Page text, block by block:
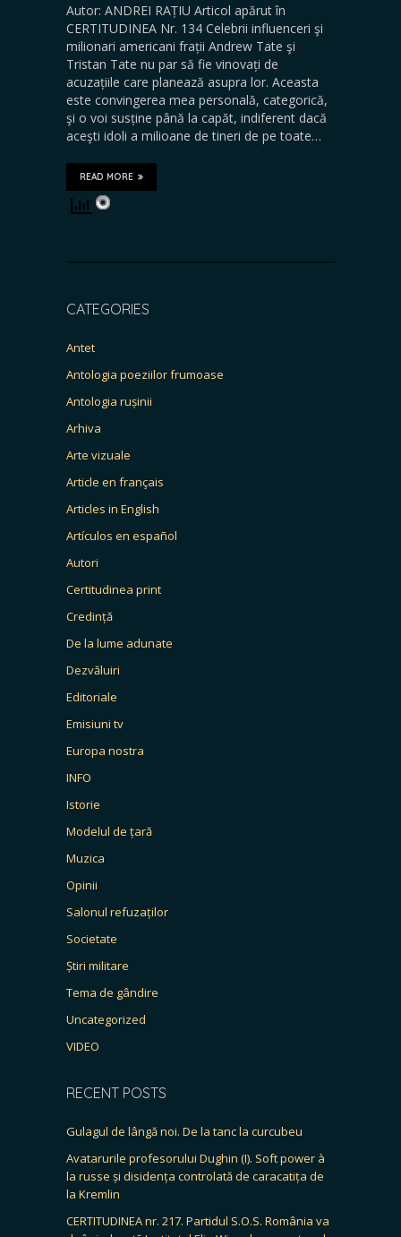
Autor: ANDREI RAȚIU Articol apărut în
CERTITUDINEA Nr. 134 Celebrii influenceri şi
milionari americani frații Andrew Tate şi
Tristan Tate nu par să fie vinovați de
acuzațiile care planează asupra lor. Aceasta
este convingerea mea personală, categorică,
şi o voi susține până la capăt, indiferent dacă
aceşti idoli a milioane de tineri de pe toate…
READ MORE
CATEGORIES
Antet
Antologia poeziilor frumoase
Antologia rușinii
Arhiva
Arte vizuale
Article en français
Articles in English
Artículos en español
Autori
Certitudinea print
Credință
De la lume adunate
Dezvăluiri
Editoriale
Emisiuni tv
Europa nostra
INFO
Istorie
Modelul de țară
Muzica
Opinii
Salonul refuzaților
Societate
Știri militare
Tema de gândire
Uncategorized
VIDEO
RECENT POSTS
Gulagul de lângă noi. De la tanc la curcubeu
Avatarurile profesorului Dughin (I). Soft power à
la russe și disidența controlată de caracatița de
la Kremlin
CERTITUDINEA nr. 217. Partidul S.O.S. România va